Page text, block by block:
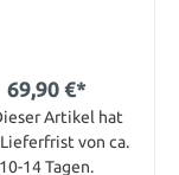
Weiß.
Sie zuerst
aus
haben möchten.
69,90 €*
Artikel hat
von ca.
10-14 Tagen.